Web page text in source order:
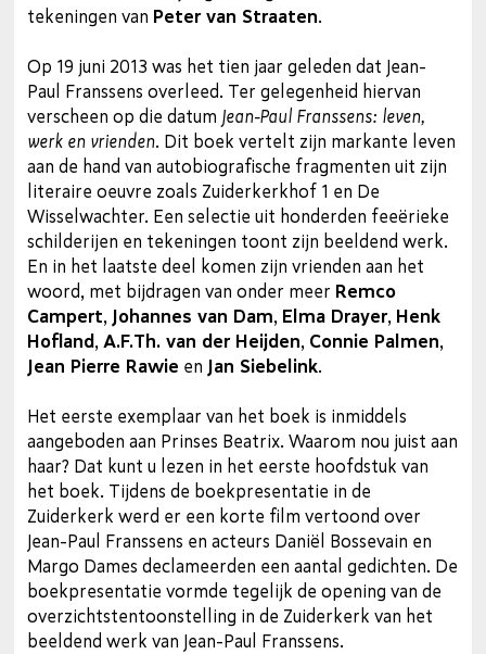
tekeningen van Peter van Straaten.
Op 19 juni 2013 was het tien jaar geleden dat Jean-
Paul Franssens overleed. Ter gelegenheid hiervan
verscheen op die datum Jean-Paul Franssens: leven,
werk en vrienden. Dit boek vertelt zijn markante leven
aan de hand van autobiografische fragmenten uit zijn
literaire oeuvre zoals Zuiderkerkhof 1 en De
Wisselwachter. Een selectie uit honderden feeërieke
schilderijen en tekeningen toont zijn beeldend werk.
En in het laatste deel komen zijn vrienden aan het
woord, met bijdragen van onder meer Remco
Campert, Johannes van Dam, Elma Drayer, Henk
Hofland,A.F.Th. van der Heijden, Connie Palmen,
Jean Pierre Rawie en Jan Siebelink.
Het eerste exemplaar van het boek is inmiddels
aangeboden aan Prinses Beatrix. Waarom nou juist aan
haar? Dat kunt u lezen in het eerste hoofdstuk van
het boek. Tijdens de boekpresentatie in de
Zuiderkerk werd er een korte film vertoond over
Jean-Paul Franssens en acteurs Daniël Bossevain en
Margo Dames declameerden een aantal gedichten. De
boekpresentatie vormde tegelijk de opening van de
overzichtstentoonstelling in de Zuiderkerk van het
beeldend werk van Jean-Paul Franssens.